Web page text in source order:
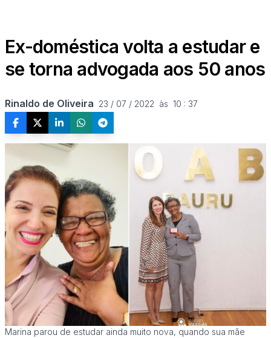
Ex-doméstica volta a estudar e
se torna advogada aos 50 anos
Rinaldo de Oliveira 23 / 07 / 2022  às  10 : 37
Marina parou de estudar ainda muito nova, quando sua mãe